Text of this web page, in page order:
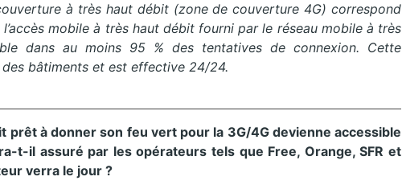
à très haut débit (zone de couverture 4G) correspond
mobile à très haut débit fourni par le réseau mobile à très
dans au moins 95 % des tentatives de connexion. Cette
bâtiments et est effective 24/24.
prêt à donner son feu vert pour la 3G/4Gdevienne accessible
t-il assuré par les opérateurs tels que Free, Orange, SFR et
verra le jour ?